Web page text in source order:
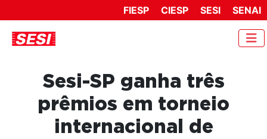
FIESP CIESP SESI SENAI
Sesi-SP ganha três
prêmios em torneio
internacional de